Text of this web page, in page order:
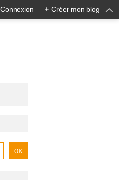
Connexion + Créer mon blog